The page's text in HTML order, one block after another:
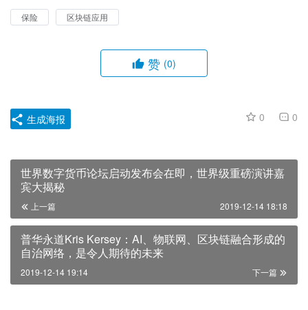
保险 区块链应用
赞 (0)
0 0
生成海报
世界数字货币论坛启动发布会在即，世界级重磅演讲嘉
宾大揭秘
上一篇 2019-12-14 18:18
普华永道Kris Kersey：AI、物联网、区块链融合形成的
自治网络，是令人期待的未来
下一篇
2019-12-14 19:14